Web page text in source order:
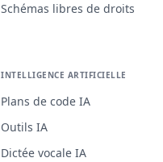
Schémas libres de droits
INTELLIGENCE ARTIFICIELLE
Plans de code IA
Outils IA
Dictée vocale IA